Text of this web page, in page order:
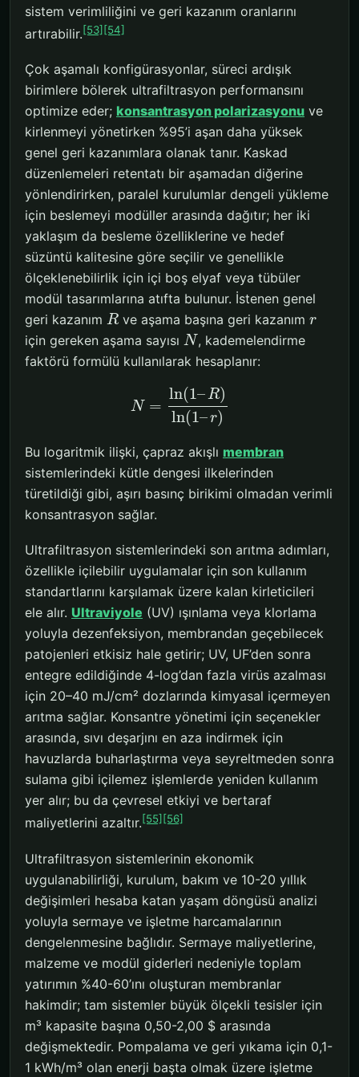
sistem verimliliğini ve geri kazanım oranlarını
artırabilir.[53] [54]
Çok aşamalı konfigürasyonlar, süreci ardışık
birimlere bölerek ultrafiltrasyon performansını
optimize eder; konsantrasyon polarizasyonu ve
kirlenmeyi yönetirken %95’i aşan daha yüksek
genel geri kazanımlara olanak tanır. Kaskad
düzenlemeleri retentatı bir aşamadan diğerine
yönlendirirken, paralel kurulumlar dengeli yükleme
için beslemeyi modüller arasında dağıtır; her iki
yaklaşım da besleme özelliklerine ve hedef
süzüntü kalitesine göre seçilir ve genellikle
ölçeklenebilirlik için içi boş elyaf veya tübüler
modül tasarımlarına atıfta bulunur. İstenen genel
geri kazanım R ve aşama başına geri kazanımr
için gereken aşama sayısı N , kademelendirme
faktörü formülü kullanılarak hesaplanır:
N =
ln(1–R)
ln(1–r)
Bu logaritmik ilişki, çapraz akışlı membran
sistemlerindeki kütle dengesi ilkelerinden
türetildiği gibi, aşırı basınç birikimi olmadan verimli
konsantrasyon sağlar.
Ultrafiltrasyon sistemlerindeki son arıtma adımları,
özellikle içilebilir uygulamalar için son kullanım
standartlarını karşılamak üzere kalan kirleticileri
ele alır. Ultraviyole (UV) ışınlama veya klorlama
yoluyla dezenfeksiyon, membrandan geçebilecek
patojenleri etkisiz hale getirir; UV, UF’den sonra
entegre edildiğinde 4-log’dan fazla virüs azalması
için 20–40 mJ/cm² dozlarında kimyasal içermeyen
arıtma sağlar. Konsantre yönetimi için seçenekler
arasında, sıvı deşarjını en aza indirmek için
havuzlarda buharlaştırma veya seyreltmeden sonra
sulama gibi içilemez işlemlerde yeniden kullanım
yer alır; bu da çevresel etkiyi ve bertaraf
maliyetlerini azaltır.[55] [56]
Ultrafiltrasyon sistemlerinin ekonomik
uygulanabilirliği, kurulum, bakım ve 10-20 yıllık
değişimleri hesaba katan yaşam döngüsü analizi
yoluyla sermaye ve işletme harcamalarının
dengelenmesine bağlıdır. Sermaye maliyetlerine,
malzeme ve modül giderleri nedeniyle toplam
yatırımın %40-60’ını oluşturan membranlar
hakimdir; tam sistemler büyük ölçekli tesisler için
m³ kapasite başına 0,50-2,00 $ arasında
değişmektedir. Pompalama ve geri yıkama için 0,1-
1 kWh/m³ olan enerji başta olmak üzere işletme